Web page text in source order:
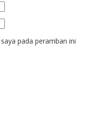
pada peramban ini